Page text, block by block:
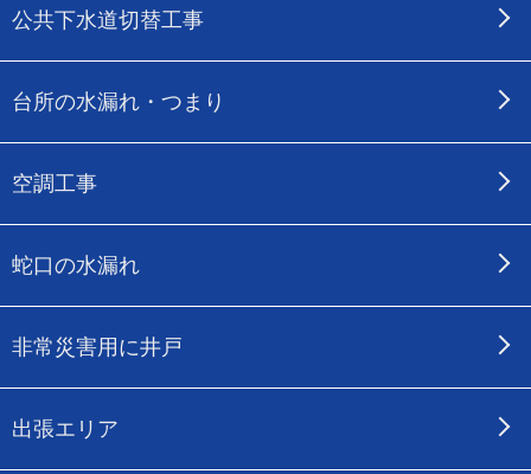
公共下水道切替工事
台所の水漏れ・つまり
空調工事
蛇口の水漏れ
非常災害用に井戸
出張エリア